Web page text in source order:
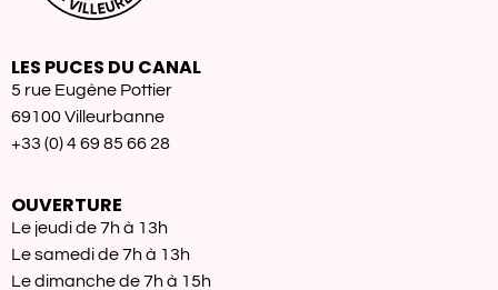
LES PUCES DU CANAL
5 rue Eugène Pottier
69100 Villeurbanne
+33 (0) 4 69 85 66 28
OUVERTURE
Le jeudi de 7h à 13h
Le samedi de 7h à 13h
Le dimanche de 7h à 15h